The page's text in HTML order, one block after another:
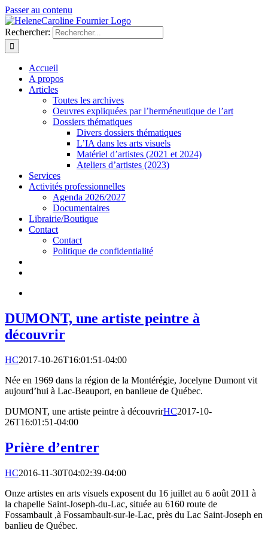
Passer au contenu
Rechercher:
Accueil
A propos
Articles
Toutes les archives
Oeuvres expliquées par l’herméneutique de l’art
Dossiers thématiques
Divers dossiers thématiques
L’IA dans les arts visuels
Matériel d’artistes (2021 et 2024)
Ateliers d’artistes (2023)
Services
Activités professionnelles
Agenda 2026/2027
Documentaires
Librairie/Boutique
Contact
Contact
Politique de confidentialité
DUMONT, une artiste peintre à
découvrir
HC2017-10-26T16:01:51-04:00
Née en 1969 dans la région de la Montérégie, Jocelyne Dumont vit
aujourd’hui à Lac-Beauport, en banlieue de Québec.
DUMONT, une artiste peintre à découvrirHC2017-10-
26T16:01:51-04:00
Prière d’entrer
HC2016-11-30T04:02:39-04:00
Onze artistes en arts visuels exposent du 16 juillet au 6 août 2011 à
la chapelle Saint-Joseph-du-Lac, située au 6160 route de
Fossambault ,à Fossambault-sur-le-Lac, près du Lac Saint-Joseph en
banlieu de Québec.